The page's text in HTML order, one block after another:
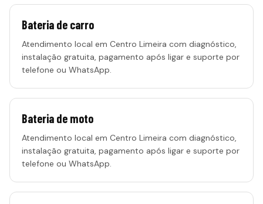
Bateria de carro
Atendimento local em Centro Limeira com diagnóstico,
instalação gratuita, pagamento após ligar e suporte por
telefone ou WhatsApp.
Bateria de moto
Atendimento local em Centro Limeira com diagnóstico,
instalação gratuita, pagamento após ligar e suporte por
telefone ou WhatsApp.